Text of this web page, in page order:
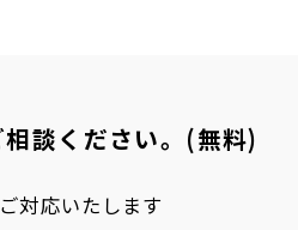
相談ください。(無料)
対応いたします